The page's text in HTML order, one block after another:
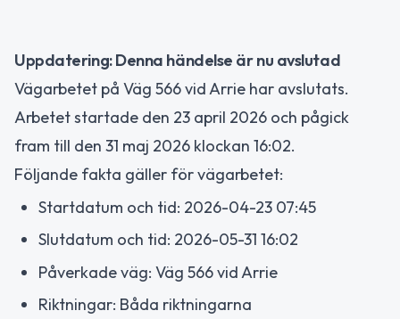
Uppdatering: Denna händelse är nu avslutad
Vägarbetet på Väg 566 vid Arrie har avslutats.
Arbetet startade den 23 april 2026 och pågick
fram till den 31 maj 2026 klockan 16:02.
Följande fakta gäller för vägarbetet:
Startdatum och tid: 2026-04-23 07:45
Slutdatum och tid: 2026-05-31 16:02
Påverkade väg: Väg 566 vid Arrie
Riktningar: Båda riktningarna